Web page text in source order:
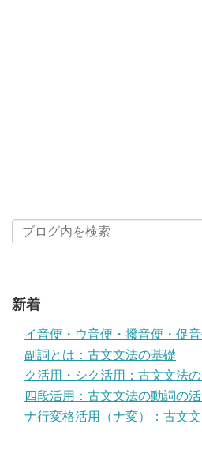
新着
イ音便・ウ音便・撥音便・促
副詞とは：古文文法の基礎
ク活用・シク活用：古文文法
四段活用：古文文法の動詞の活
ナ行変格活用（ナ変）：古文